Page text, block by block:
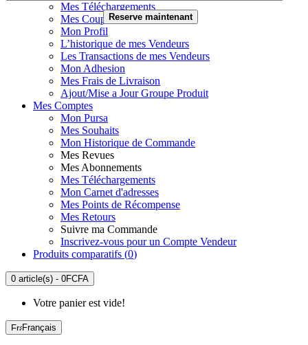
Mes Téléchargements
Mes Coupons
Mon Profil
L’historique de mes Vendeurs
Les Transactions de mes Vendeurs
Mon Adhesion
Mes Frais de Livraison
Ajout/Mise a Jour Groupe Produit
Mes Comptes
Mon Pursa
Mes Souhaits
Mon Historique de Commande
Mes Revues
Mes Abonnements
Mes Téléchargements
Mon Carnet d'adresses
Mes Points de Récompense
Mes Retours
Suivre ma Commande
Inscrivez-vous pour un Compte Vendeur
Produits comparatifs (0)
0 article(s) - 0FCFA
Votre panier est vide!
Français
Reserve maintenant